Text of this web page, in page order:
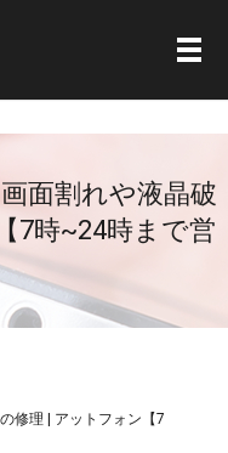
メ
面割れや液晶破
7時~24時まで営
修理 | アットフォン【7